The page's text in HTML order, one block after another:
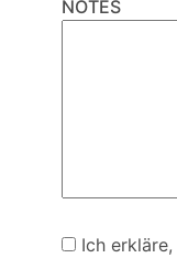
NOTES
Ich